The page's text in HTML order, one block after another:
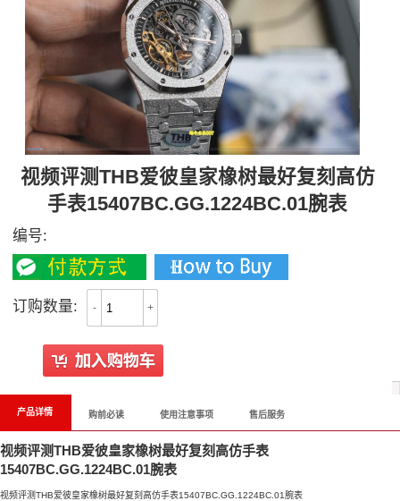
视频评测THB爱彼皇家橡树最好复刻高仿
手表15407BC.GG.1224BC.01腕表
编号:
订购数量: - +
产品详情 购前必读 使用注意事项 售后服务
视频评测THB爱彼皇家橡树最好复刻高仿手表
15407BC.GG.1224BC.01腕表
视频评测THB爱彼皇家橡树最好复刻高仿手表15407BC.GG.1224BC.01腕表